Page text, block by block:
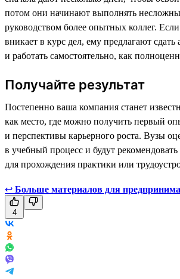
потом они начинают выполнять
руководством более опытных коллег.
вникает в курс дел, ему предлагают сдать
и работать самостоятельно, как
Получайте результат
Постепенно ваша компания станет
как место, где можно получить первый
и перспективы карьерного роста. Вузы
в учебный процесс и будут
для прохождения практики или
↩ Больше материалов для
4